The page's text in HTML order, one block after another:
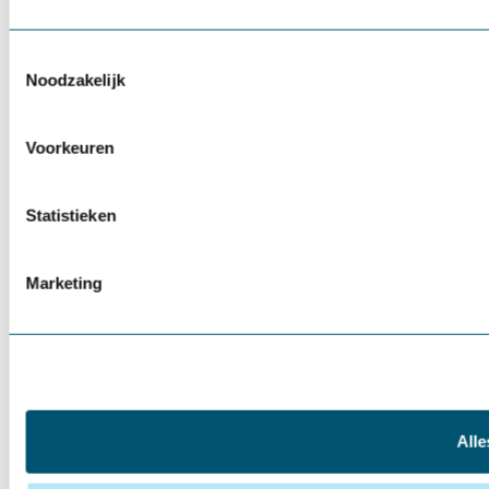
Noodzakelijk
Voorkeuren
Statistieken
Marketing